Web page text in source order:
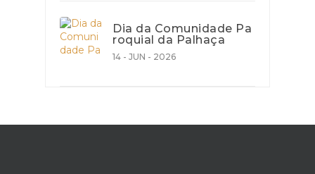
Dia da Comunidade Pa
roquial da Palhaça
14 - JUN - 2026